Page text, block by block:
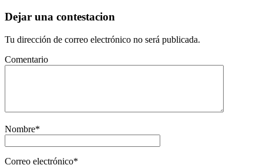
Dejar una contestacion
Tu dirección de correo electrónico no será publicada.
Comentario
Nombre*
Correo electrónico*